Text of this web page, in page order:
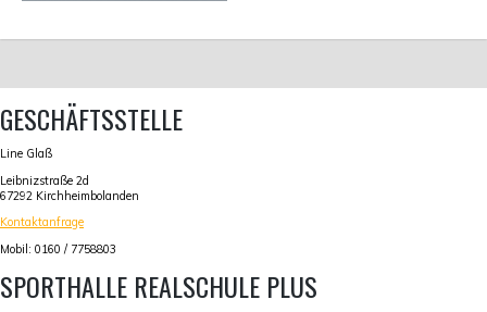
GESCHÄFTSSTELLE
Line Glaß
Leibnizstraße 2d
67292 Kirchheimbolanden
Kontaktanfrage
Mobil: 0160 / 7758803
SPORTHALLE REALSCHULE PLUS